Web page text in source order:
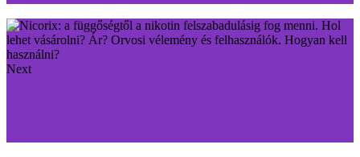
Next